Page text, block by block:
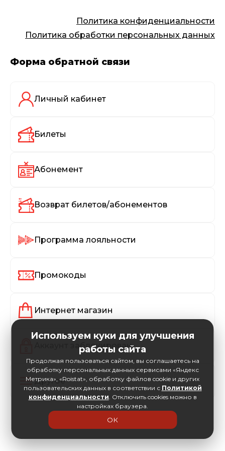
Политика конфиденциальности
Политика обработки персональных данных
Форма обратной связи
Личный кабинет
Билеты
Абонемент
Возврат билетов/абонементов
Программа лояльности
Промокоды
Интернет магазин
Аккаунт заблокирован
Другое
Используем куки для улучшения
работы сайта
Продолжая пользоваться сайтом, вы соглашаетесь на
обработку персональных данных сервисами «Яндекс
Метрика», «Roistat», обработку файлов cookie и других
пользовательских данных в соответствии с Политикой
конфиденциальности. Отключить cookies можно в
настройках браузера.
ОК